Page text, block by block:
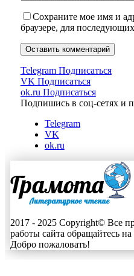
Сохраните мое имя и
браузере, для
Telegram Подписаться
VK Подписаться
ok.ru Подписаться
Подпишись в соц-сетях и
Telegram
VK
ok.ru
2017 - 2025 Copyright© Все
работы сайта обращайтесь
Добро пожаловать!